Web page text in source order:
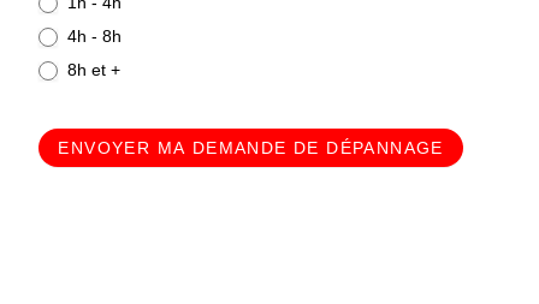
4h - 8h
8h et +
ENVOYER MA DEMANDE DE DÉPANNAGE
p
a
s
e